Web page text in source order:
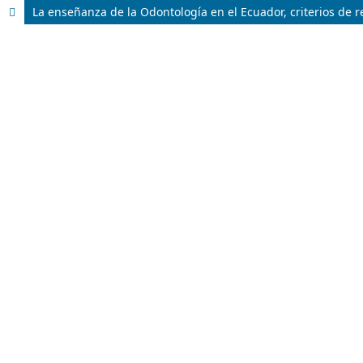
La enseñanza de la Odontología en el Ecuador, criterios